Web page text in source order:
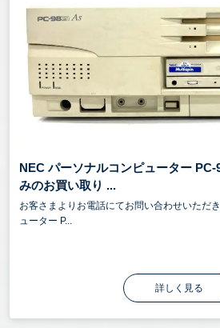
NEC パーソナルコンピューター
みのお買い取り ...
お客さまよりお電話にてお問い合わせいただ
ューター P...
詳しく見る